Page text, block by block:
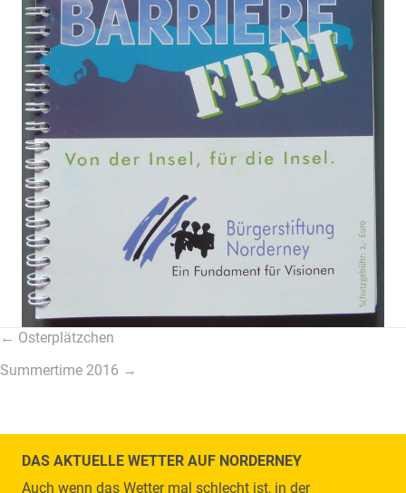
Beitragsnavigation
← Osterplätzchen
Summertime 2016 →
DAS AKTUELLE WETTER AUF NORDERNEY
Auch wenn das Wetter mal schlecht ist, in der